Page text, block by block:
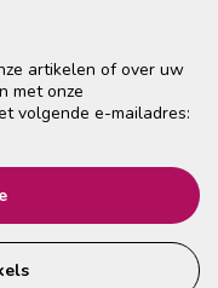
artikelen of over uw
met onze
volgende e-mailadres: